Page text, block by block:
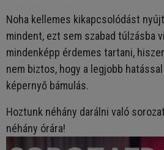
Noha kellemes kikapcsolódást
mindent, ezt sem szabad túlzásba
mindenképp érdemes tartani,
nem biztos, hogy a legjobb
képernyő bámulás.
Hoztunk néhány darálni való
néhány órára!